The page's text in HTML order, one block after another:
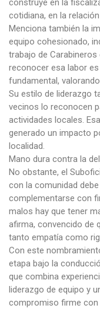
construye en la
cotidiana, en la
Menciona también la
equipo cohesionado,
trabajo de
reconocer esa labor es
fundamental,
Su estilo de liderazgo
vecinos lo reconocen
actividades locales.
generado un impacto
localidad.
Mano dura contra la
No obstante, el
con la comunidad debe
complementarse con
malos hay que tener
afirma, convencido de
tanto empatía como
Con este
etapa bajo la
que combina
liderazgo de equipo y
compromiso firme con